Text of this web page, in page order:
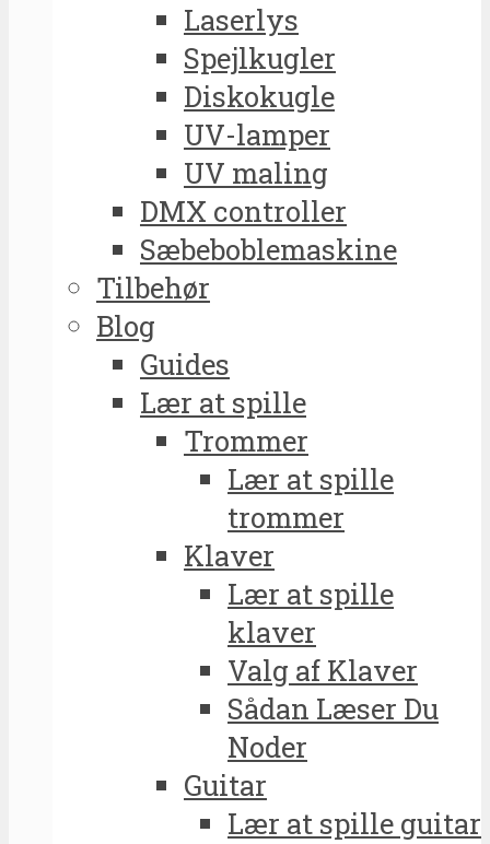
Laserlys
Spejlkugler
Diskokugle
UV-lamper
UV maling
DMX controller
Sæbeboblemaskine
Tilbehør
Blog
Guides
Lær at spille
Trommer
Lær at spille
trommer
Klaver
Lær at spille
klaver
Valg af Klaver
Sådan Læser Du
Noder
Guitar
Lær at spille guitar